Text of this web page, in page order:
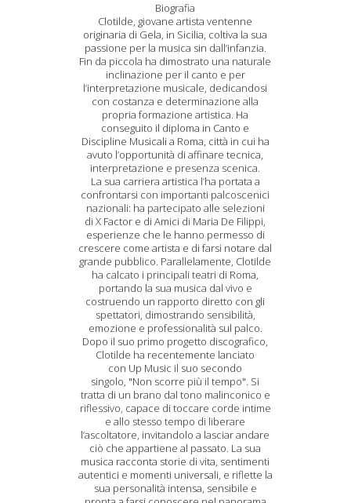
Biografia
Clotilde, giovane artista ventenne
originaria di Gela, in Sicilia, coltiva la sua
passione per la musica sin dall’infanzia.
Fin da piccola ha dimostrato una naturale
inclinazione per il canto e per
l’interpretazione musicale, dedicandosi
con costanza e determinazione alla
propria formazione artistica. Ha
conseguito il diploma in Canto e
Discipline Musicali a Roma, città in cui ha
avuto l’opportunità di affinare tecnica,
interpretazione e presenza scenica.
La sua carriera artistica l’ha portata a
confrontarsi con importanti palcoscenici
nazionali: ha partecipato alle selezioni
di X Factor e di Amici di Maria De Filippi,
esperienze che le hanno permesso di
crescere come artista e di farsi notare dal
grande pubblico. Parallelamente, Clotilde
ha calcato i principali teatri di Roma,
portando la sua musica dal vivo e
costruendo un rapporto diretto con gli
spettatori, dimostrando sensibilità,
emozione e professionalità sul palco.
Dopo il suo primo progetto discografico,
Clotilde ha recentemente lanciato
con Up Music il suo secondo
singolo, "Non scorre più il tempo". Si
tratta di un brano dal tono malinconico e
riflessivo, capace di toccare corde intime
e allo stesso tempo di liberare
l’ascoltatore, invitandolo a lasciar andare
ciò che appartiene al passato. La sua
musica racconta storie di vita, sentimenti
autentici e momenti universali, e riflette la
sua personalità intensa, sensibile e